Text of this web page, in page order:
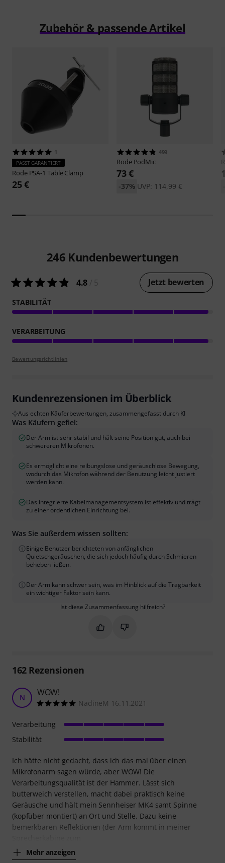
Zubehör & passende Artikel
1
PASST GARANTIERT
Rode PSA-1 Table Clamp
25 €
499
Rode PodMic
73 €
UVP: 114,99 €
-37%
246 Kundenbewertungen
4.8 Jetzt bewerten
STABILITÄT
VERARBEITUNG
Bewertungsrichtlinien
Kundenrezensionen im Überblick
Aus echten Käuferbewertungen, zusammengefasst durch KI
Was Käufern gefiel:
Der Arm ist sehr stabil und hält seine Position gut, auch bei
schwereren Mikrofonen.
Es ermöglicht eine reibungslose und geräuschlose Bewegung,
wodurch das Mikrofon während der Benutzung leicht justiert
werden kann.
Das integrierte Kabelmanagementsystem ist effektiv und trägt
zu einer ordentlichen Einrichtung bei.
Was Sie außerdem wissen sollten:
Einige Benutzer berichteten von anfänglichen
Quietschgeräuschen, die sich jedoch häufig durch Schmieren
beheben ließen.
Der Arm kann schwer sein, was im Hinblick auf die Tragbarkeit
ein wichtiger Faktor sein kann.
Ist diese Zusammenfassung hilfreich?
Markieren Sie diese
Markieren Sie diese
162Rezensionen
N WOW!
NadineM 16.11.2021
Ich hätte nicht gedacht, dass ich das mal über einen
Mikrofonarm sagen würde, aber WOW! Die
Verarbeitungsqualität ist der Hammer. Lässt sich
butterweich verstellen, macht dabei praktisch keine
Geräusche und hält mein Sennheiser MK4 samt Spinne
(kopfüber montiert) an Ort und Stelle. Dazu keine
bemerkbaren Reflektionen (der Arm kommt in meiner
Mehr anzeigen
Verarbeitung
Stabilität